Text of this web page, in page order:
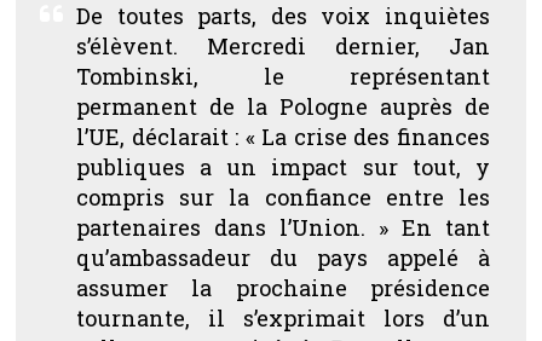
De toutes parts, des voix inquiètes
s’élèvent. Mercredi dernier, Jan
Tombinski, le représentant
permanent de la Pologne auprès de
l’UE, déclarait : « La crise des finances
publiques a un impact sur tout, y
compris sur la confiance entre les
partenaires dans l’Union. » En tant
qu’ambassadeur du pays appelé à
assumer la prochaine présidence
tournante, il s’exprimait lors d’un